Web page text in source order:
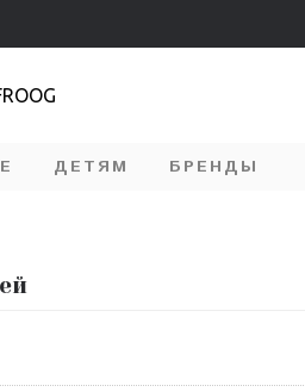
ДЕТЯМ БРЕНДЫ